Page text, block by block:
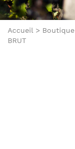
Accueil > Boutique
BRUT